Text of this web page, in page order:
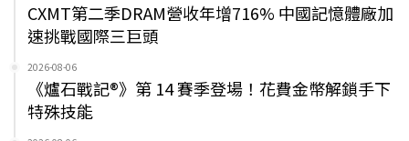
CXMT第二季DRAM營收年增716% 中國記憶體廠加
速挑戰國際三巨頭
2026-08-06
《爐石戰記®》第 14 賽季登場！花費金幣解鎖手下
特殊技能